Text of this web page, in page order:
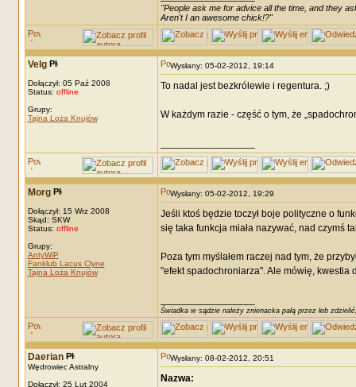
"People ask me for advice all the time, and they
Aren't I an awesome chick!?"
Velg
Dołączył: 05 Paź 2008
Status: offline
Grupy:
Tajna Loża Knujów
Wysłany: 05-02-2012, 19:14
To nadal jest bezkrólewie i regentura. ;)
W każdym razie - część o tym, że
Morg
Dołączył: 15 Wrz 2008
Skąd: SKW
Status: offline
Grupy:
AntyWiP
Fanklub Lacus Clyne
Tajna Loża Knujów
Wysłany: 05-02-2012, 19:29
Jeśli ktoś będzie toczył boje polityczne o
się taka funkcja miała nazywać, nad czymś
Poza tym myślałem raczej nad tym, że
"efekt spadochroniarza". Ale mówię,
Świadka w sądzie należy znienacka pałą przez łeb
Daerian
Wędrowiec Astralny
Dołączył: 25 Lut 2004
Wysłany: 08-02-2012, 20:51
Nazwa: